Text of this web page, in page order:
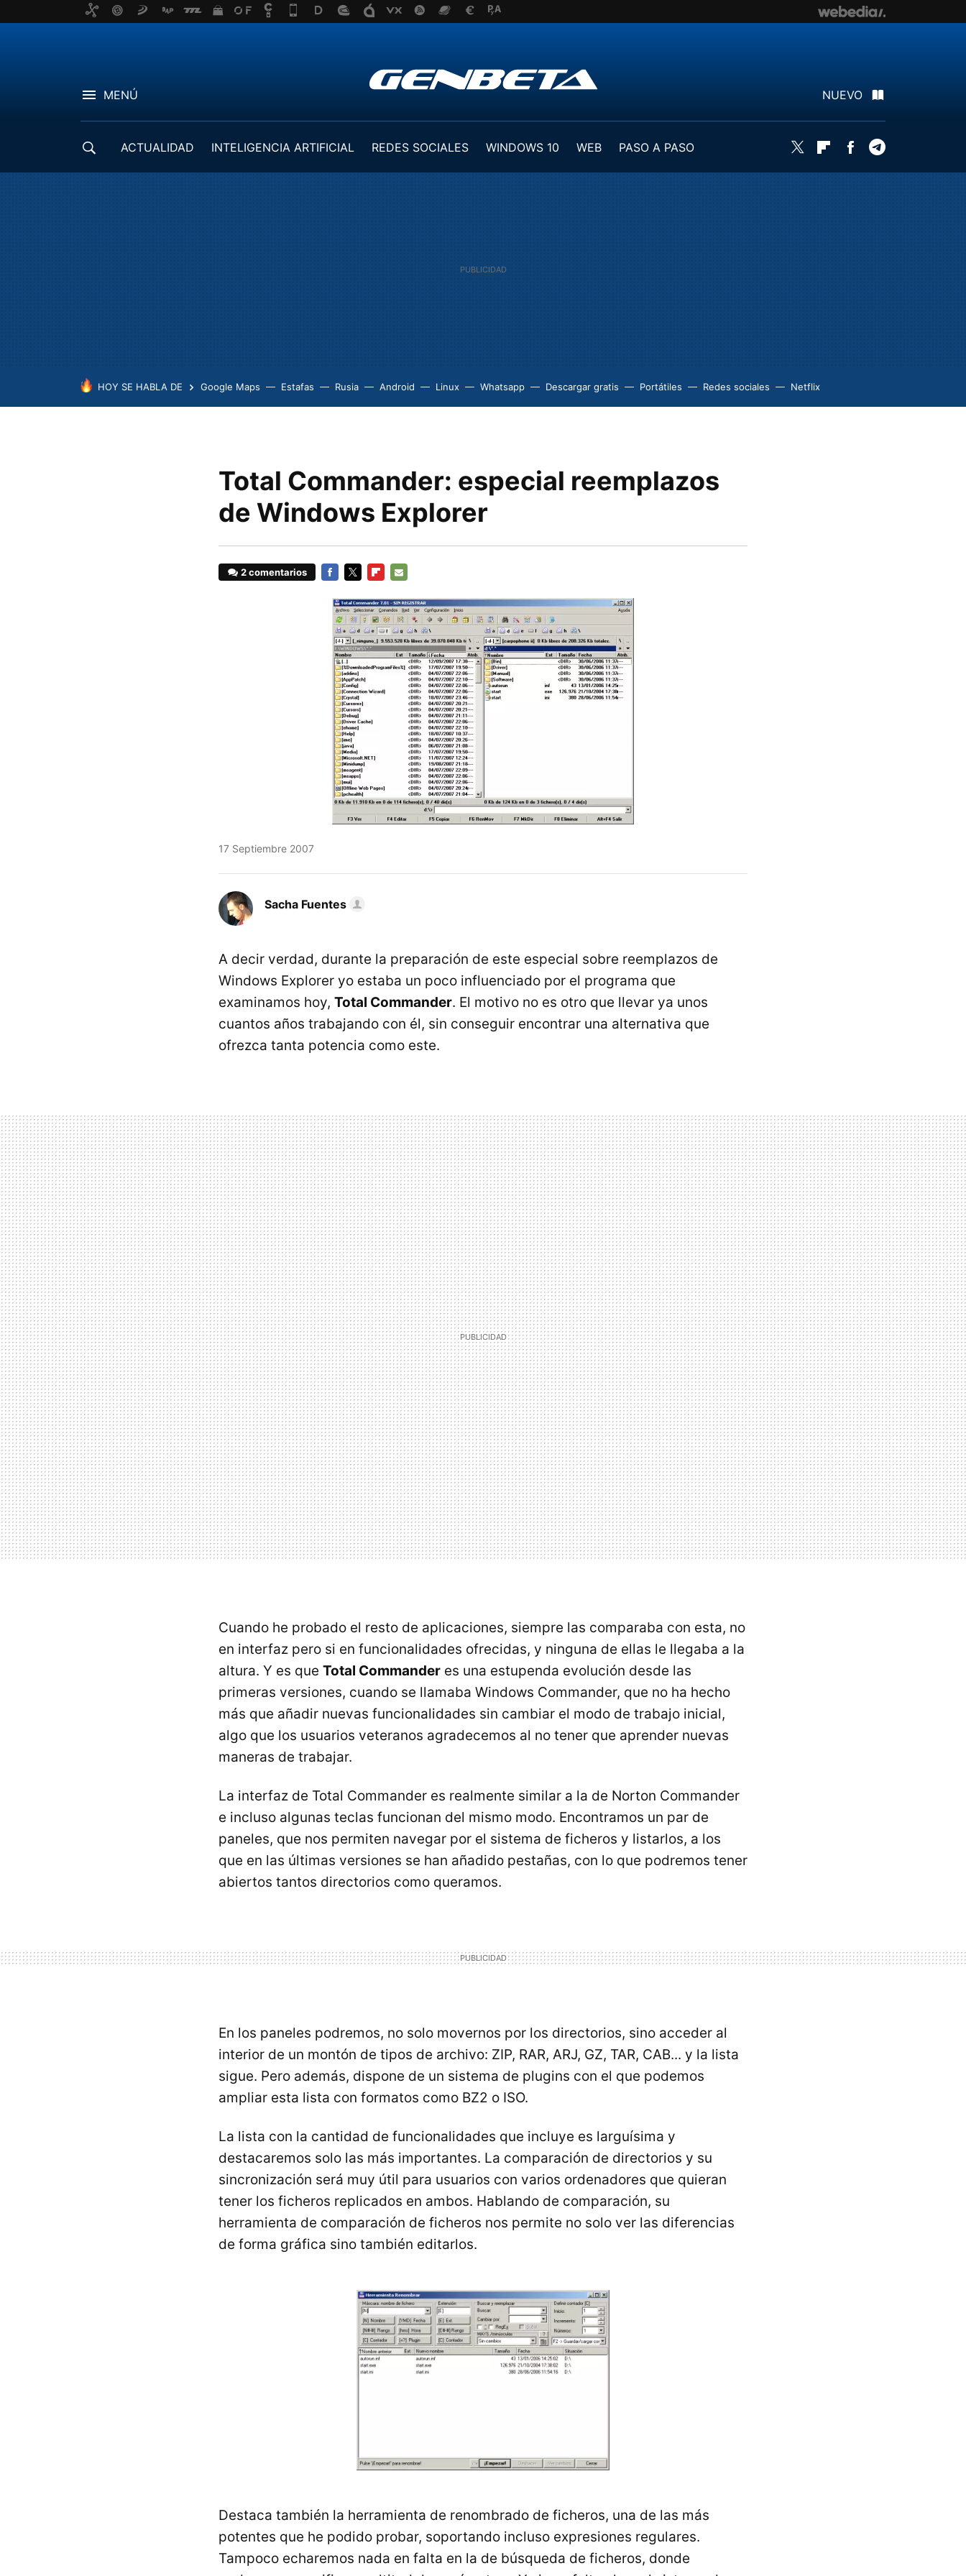
MENÚ NUEVO
ACTUALIDAD INTELIGENCIA ARTIFICIAL REDES SOCIALES WINDOWS 10 WEB
PASO A PASO
Twitter FlipboardFacebook
HOY SE HABLA DE Google Maps Estafas Rusia Android Linux Whatsapp Descargar gratis Portátiles Redes sociales Netflix
Total Commander: especial reemplazos
de Windows Explorer
2 comentarios
MAIL
17 Septiembre 2007
Sacha Fuentes
A decir verdad, durante la preparación de este especial sobre reemplazos de
Windows Explorer yo estaba un poco influenciado por el programa que
examinamos hoy, Total Commander. El motivo no es otro que llevar ya unos
cuantos años trabajando con él, sin conseguir encontrar una alternativa que
ofrezca tanta potencia como este.
Cuando he probado el resto de aplicaciones, siempre las comparaba con esta, no
en interfaz pero si en funcionalidades ofrecidas, y ninguna de ellas le llegaba a la
altura. Y es que Total Commander es una estupenda evolución desde las
primeras versiones, cuando se llamaba Windows Commander, que no ha hecho
más que añadir nuevas funcionalidades sin cambiar el modo de trabajo inicial,
algo que los usuarios veteranos agradecemos al no tener que aprender nuevas
maneras de trabajar.
La interfaz de Total Commander es realmente similar a la de Norton Commander
e incluso algunas teclas funcionan del mismo modo. Encontramos un par de
paneles, que nos permiten navegar por el sistema de ficheros y listarlos, a los
que en las últimas versiones se han añadido pestañas, con lo que podremos tener
abiertos tantos directorios como queramos.
En los paneles podremos, no solo movernos por los directorios, sino acceder al
interior de un montón de tipos de archivo: ZIP, RAR, ARJ, GZ, TAR, CAB... y la lista
sigue. Pero además, dispone de un sistema de plugins con el que podemos
ampliar esta lista con formatos como BZ2 o ISO.
La lista con la cantidad de funcionalidades que incluye es larguísima y
destacaremos solo las más importantes. La comparación de directorios y su
sincronización será muy útil para usuarios con varios ordenadores que quieran
tener los ficheros replicados en ambos. Hablando de comparación, su
herramienta de comparación de ficheros nos permite no solo ver las diferencias
de forma gráfica sino también editarlos.
Destaca también la herramienta de renombrado de ficheros, una de las más
potentes que he podido probar, soportando incluso expresiones regulares.
Tampoco echaremos nada en falta en la de búsqueda de ficheros, donde